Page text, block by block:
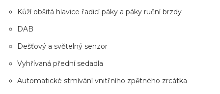
Kůží obšitá hlavice řadicí páky a páky ruční brzdy
DAB
Dešťový a světelný senzor
Vyhřívaná přední sedadla
Automatické stmívání vnitřního zpětného zrcátka